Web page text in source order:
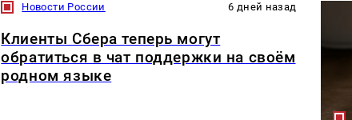
Новости России 6 дней назад
Клиенты Сбера теперь могут
обратиться в чат поддержки на своём
родном языке